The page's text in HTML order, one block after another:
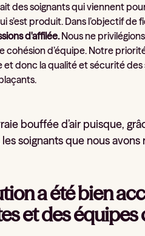
des soignants qui viennent
s’est produit. Dans l’objectif de
d'affilée.Nous ne
cohésion d’équipe. Notre
donc la qualité et sécurité
bouffée d’air puisque,
soignants que nous
a été bien
et des équipes